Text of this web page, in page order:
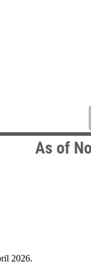
2026.